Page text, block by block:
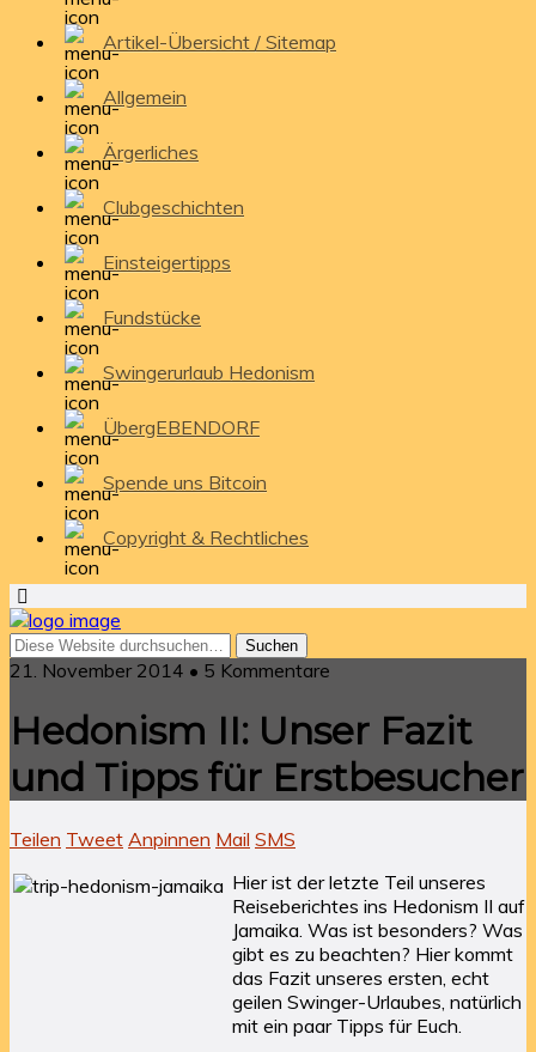
Artikel-Übersicht / Sitemap
Allgemein
Ärgerliches
Clubgeschichten
Einsteigertipps
Fundstücke
Swingerurlaub Hedonism
ÜbergEBENDORF
Spende uns Bitcoin
Copyright & Rechtliches
21. November 2014 • 5 Kommentare
Hedonism II: Unser Fazit
und Tipps für Erstbesucher
Teilen Tweet Anpinnen Mail SMS
Hier ist der letzte Teil unseres
Reiseberichtes ins Hedonism II auf
Jamaika. Was ist besonders? Was
gibt es zu beachten? Hier kommt
das Fazit unseres ersten, echt
geilen Swinger-Urlaubes, natürlich
mit ein paar Tipps für Euch.